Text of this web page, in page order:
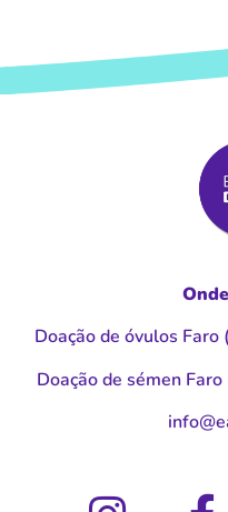
Doação de óvulos Faro
Doação de sémen